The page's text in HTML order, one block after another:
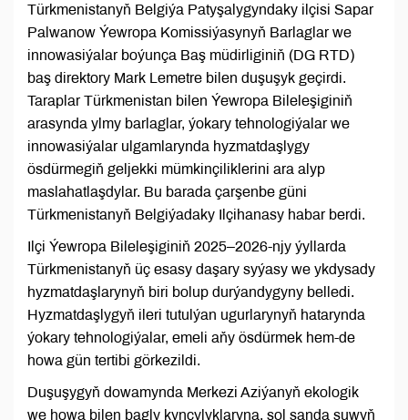
Türkmenistanyň Belgiýa Patyşalygyndaky ilçisi Sapar
Palwanow Ýewropa Komissiýasynyň Barlaglar we
innowasiýalar boýunça Baş müdirliginiň (DG RTD)
baş direktory Mark Lemetre bilen duşuşyk geçirdi.
Taraplar Türkmenistan bilen Ýewropa Bileleşiginiň
arasynda ylmy barlaglar, ýokary tehnologiýalar we
innowasiýalar ulgamlarynda hyzmatdaşlygy
ösdürmegiň geljekki mümkinçiliklerini ara alyp
maslahatlaşdylar. Bu barada çarşenbe güni
Türkmenistanyň Belgiýadaky Ilçihanasy habar berdi.
Ilçi Ýewropa Bileleşiginiň 2025–2026-njy ýyllarda
Türkmenistanyň üç esasy daşary syýasy we ykdysady
hyzmatdaşlarynyň biri bolup durýandygyny belledi.
Hyzmatdaşlygyň ileri tutulýan ugurlarynyň hatarynda
ýokary tehnologiýalar, emeli aňy ösdürmek hem-de
howa gün tertibi görkezildi.
Duşuşygyň dowamynda Merkezi Aziýanyň ekologik
we howa bilen bagly kynçylyklaryna, şol sanda suwyň